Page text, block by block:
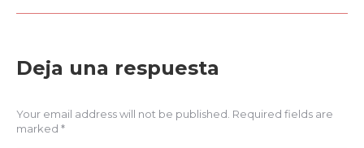
Deja una respuesta
Your email address will not be published. Required fields are
marked *